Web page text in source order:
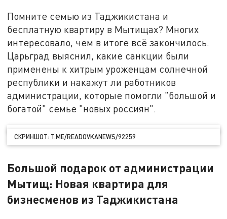
Помните семью из Таджикистана и
бесплатную квартиру в Мытищах? Многих
интересовало, чем в итоге всё закончилось.
Царьград выяснил, какие санкции были
применены к хитрым уроженцам солнечной
республики и накажут ли работников
администрации, которые помогли "большой и
богатой" семье "новых россиян".
СКРИНШОТ: T.ME/READOVKANEWS/92259
Большой подарок от администрации
Мытищ: Новая квартира для
бизнесменов из Таджикистана